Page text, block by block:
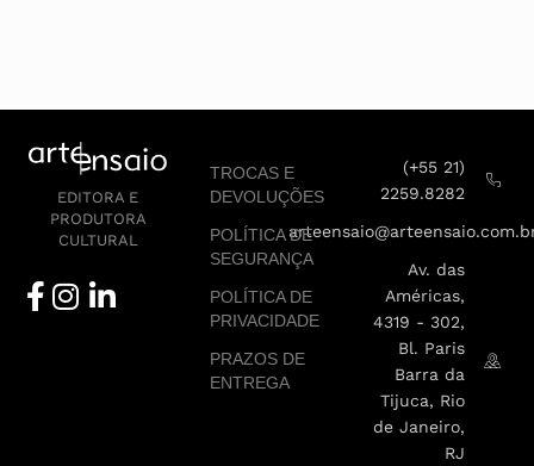
EDITORA E
PRODUTORA
CULTURAL
TROCAS E
DEVOLUÇÕES
POLÍTICA DE
SEGURANÇA
POLÍTICA DE
PRIVACIDADE
PRAZOS DE
ENTREGA
(+55 21)
2259.8282
Av. das
Américas,
4319 - 302,
Bl. Paris
Barra da
Tijuca, Rio
de Janeiro,
RJ